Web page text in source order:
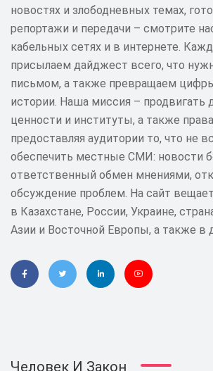
новостях и злободневных темах,
репортажи и передачи – смотрите
кабельных сетях и в интернете.
присылаем дайджест всего, что
письмом, а также превращаем
истории. Наша миссия – продвигать
ценности и институты, а также
предоставляя аудитории то, что не
обеспечить местные СМИ: новости
ответственный обмен мнениями,
обсуждение проблем. На сайт
в Казахстане, России, Украине,
Азии и Восточной Европы, а также в
Человек И Закон